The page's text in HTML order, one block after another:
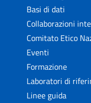
Basi di dati
Collaborazioni
Comitato Etico
Eventi
Formazione
Laboratori di
Linee guida